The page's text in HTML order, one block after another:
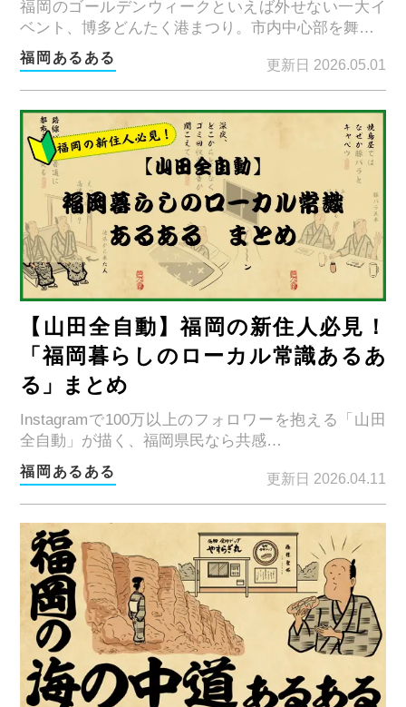
福岡のゴールデンウィークといえば外せない一大イ
ベント、博多どんたく港まつり。市内中心部を舞…
福岡あるある 更新日 2026.05.01
【山田全自動】福岡の新住人必見！
「福岡暮らしのローカル常識あるあ
る」まとめ
Instagramで100万以上のフォロワーを抱える「山田
全自動」が描く、福岡県民なら共感…
福岡あるある 更新日 2026.04.11